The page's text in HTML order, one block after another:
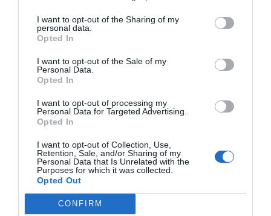
I want to opt-out of the Sharing of my
personal data.
Opted In
I want to opt-out of the Sale of my
Personal Data.
Opted In
I want to opt-out of processing my
Personal Data for Targeted Advertising.
Opted In
I want to opt-out of Collection, Use,
Retention, Sale, and/or Sharing of my
Personal Data that Is Unrelated with the
Purposes for which it was collected.
Opted Out
CONFIRM